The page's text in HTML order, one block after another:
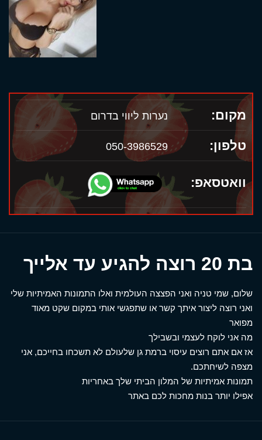
מקום: נערות ליווי בדרום
טלפון: 050-3986529
וואטסאפ:
בת 20 רוצה להגיע עד אלייך
שלום, שמי טניה ואני הפצצה העולמית ואלו התמונות האמיתיות שלי
ואני רוצה ליצור איתך קשר או שתפגשי אותי במקום שקט מאוד
מפואר
מה אני לוקח לעצמי ובשבילך
אז אם אתם רוצים עיסוי ברמת גן שלעולם לא תשכחו בחייכם, אני
מצפה לשיחתכם.
תמונות אמיתיות של המלון הביתי שלך באחריות
אפילו יותר בנות מחכות לכם באתר